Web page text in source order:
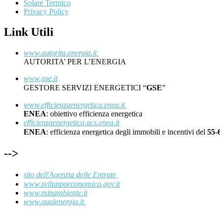
Solare Termico
Privacy Policy
Link Utili
www.autorita.energia.it
AUTORITA’ PER L’ENERGIA
www.gse.it
GESTORE SERVIZI ENERGETICI “GSE”
www.efficienzaenergetica.enea.it
ENEA: obiettivo efficienza energetica
efficienzaenergetica.acs.enea.it
ENEA: efficienza energetica degli immobili e incentivi del 55-
-->
sito dell'Agenzia delle Entrate
www.sviluppoeconomico.gov.it
www.minambiente.it
www.qualenergia.it